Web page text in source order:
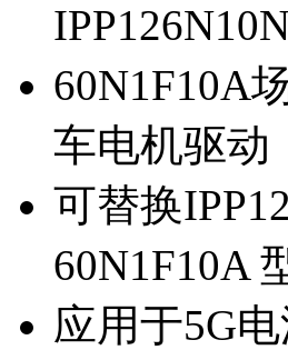
60N1F10A
车电机驱动
可替换
60N1F10A
应用于5G